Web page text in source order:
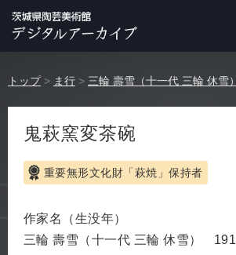
トップ > ま行 > 三輪 壽雪（十一代 三輪 休雪）
鬼萩窯変茶碗
重要無形文化財「萩焼」保持者
作家名（生没年）
三輪 壽雪（十一代 三輪 休雪）